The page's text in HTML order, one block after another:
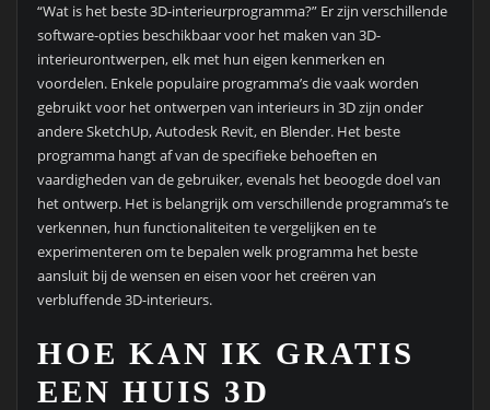
“Wat is het beste 3D-interieurprogramma?” Er zijn verschillende
software-opties beschikbaar voor het maken van 3D-
interieurontwerpen, elk met hun eigen kenmerken en
voordelen. Enkele populaire programma’s die vaak worden
gebruikt voor het ontwerpen van interieurs in 3D zijn onder
andere SketchUp, Autodesk Revit, en Blender. Het beste
programma hangt af van de specifieke behoeften en
vaardigheden van de gebruiker, evenals het beoogde doel van
het ontwerp. Het is belangrijk om verschillende programma’s te
verkennen, hun functionaliteiten te vergelijken en te
experimenteren om te bepalen welk programma het beste
aansluit bij de wensen en eisen voor het creëren van
verbluffende 3D-interieurs.
HOE KAN IK GRATIS
EEN HUIS 3D